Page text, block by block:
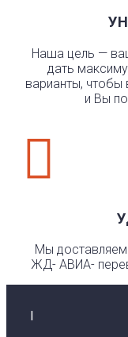
Наша цель —
дать
варианты, чтобы
и Вы

Мы
ЖД- АВИА-